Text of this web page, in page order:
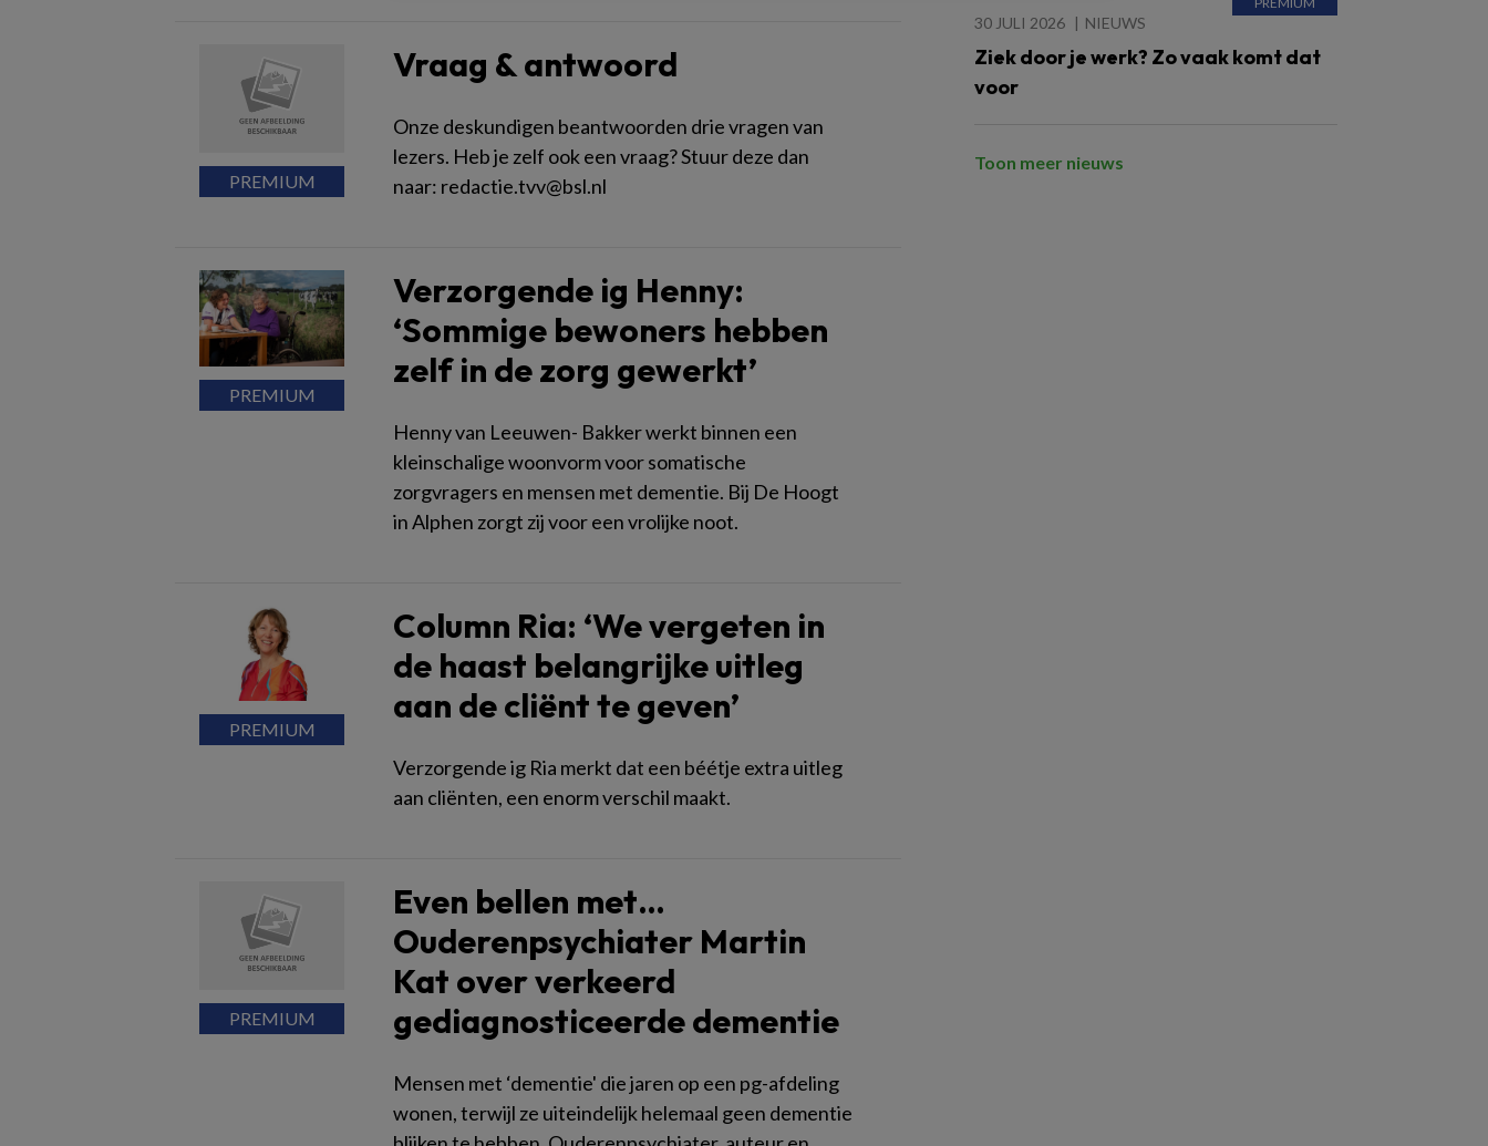
Vraag & antwoord
Onze deskundigen beantwoorden drie vragen van
lezers. Heb je zelf ook een vraag? Stuur deze dan
naar: redactie.tvv@bsl.nl
Verzorgende ig Henny:
‘Sommige bewoners hebben
zelf in de zorg gewerkt’
Henny van Leeuwen- Bakker werkt binnen een
kleinschalige woonvorm voor somatische
zorgvragers en mensen met dementie. Bij De Hoogt
in Alphen zorgt zij voor een vrolijke noot.
Column Ria: ‘We vergeten in
de haast belangrijke uitleg
aan de cliënt te geven’
Verzorgende ig Ria merkt dat een béétje extra uitleg
aan cliënten, een enorm verschil maakt.
Even bellen met…
Ouderenpsychiater Martin
Kat over verkeerd
gediagnosticeerde dementie
Mensen met ‘dementie' die jaren op een pg-afdeling
wonen, terwijl ze uiteindelijk helemaal geen dementie
30 JULI 2026 NIEUWS
Ziek door je werk? Zo vaak komt dat
voor
Toon meer nieuws